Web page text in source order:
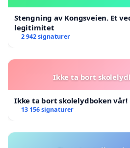
Stengning av Kongsveien. Et
legitimitet
2 942 signaturer
Ikke ta bort
Ikke ta bort skolelydboken vår!
13 156 signaturer